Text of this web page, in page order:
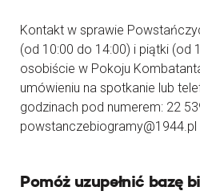
Kontakt w sprawie
(od 10:00 do 14:00) i piątki (od
osobiście w Pokoju
umówieniu na spotkanie lub
godzinach pod numerem: 22
powstanczebiogramy@1944.pl
Pomóż uzupełnić bazę